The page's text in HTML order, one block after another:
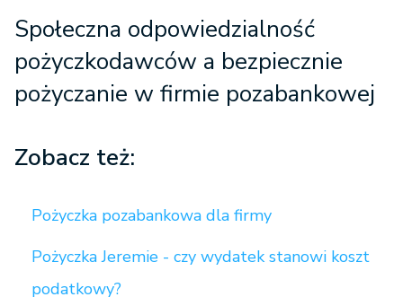
Społeczna odpowiedzialność
pożyczkodawców a bezpiecznie
pożyczanie w firmie pozabankowej
Zobacz też:
Pożyczka pozabankowa dla firmy
Pożyczka Jeremie - czy wydatek stanowi koszt
podatkowy?